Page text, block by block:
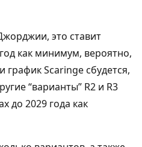
это ставит
как минимум, вероятно,
график Scaringe сбудется,
“варианты” R2 и R3
до 2029 года как